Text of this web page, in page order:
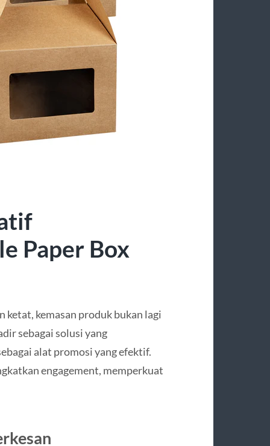
Paper Box
ketat, kemasan produk bukan lagi
sebagai solusi yang
alat promosi yang efektif.
engagement, memperkuat